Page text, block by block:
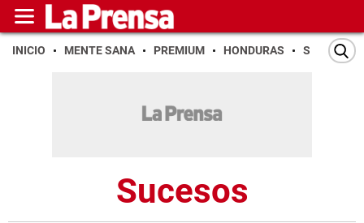
INICIO MENTE SANA PREMIUM HONDURAS SAN PEDRO
Sucesos